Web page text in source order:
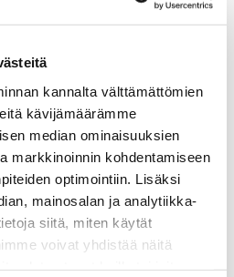
kannalta välttämättömien
kävijämäärämme
median ominaisuuksien
markkinoinnin kohdentamiseen
optimointiin. Lisäksi
mainosalan ja analytiikka-
siitä, miten käytät
voivat yhdistää näitä
konfliktin
6X6-ajoneuvo on
ollen samalla
ja hinnaltaan sen verran
taktisia ominaisuuksia
suurempinakin määrinä.
nykyaikaisen suojauksen,
ja tarvittaessa aselavetin